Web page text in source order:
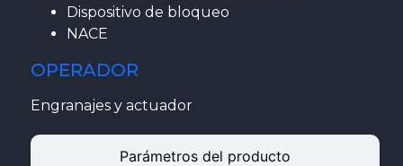
Parámetros del producto
Dispositivo de bloqueo
NACE
OPERADOR
Engranajes y actuador